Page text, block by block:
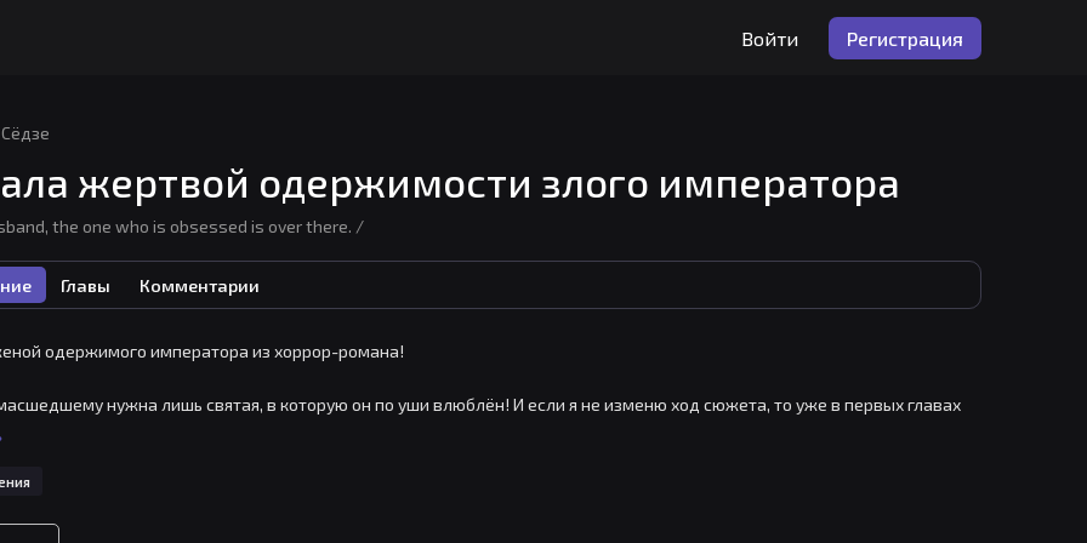
Войти Регистрация
Сёдзе
жертвой одержимости злого императора
the one who is obsessed is over there. /
Главы Комментарии
одержимого императора из хоррор-романа!
нужна лишь святая, в которую он по уши влюблён! И если я не изменю ход сюжета, то уже в первых главах
головы!
не получится, правда?